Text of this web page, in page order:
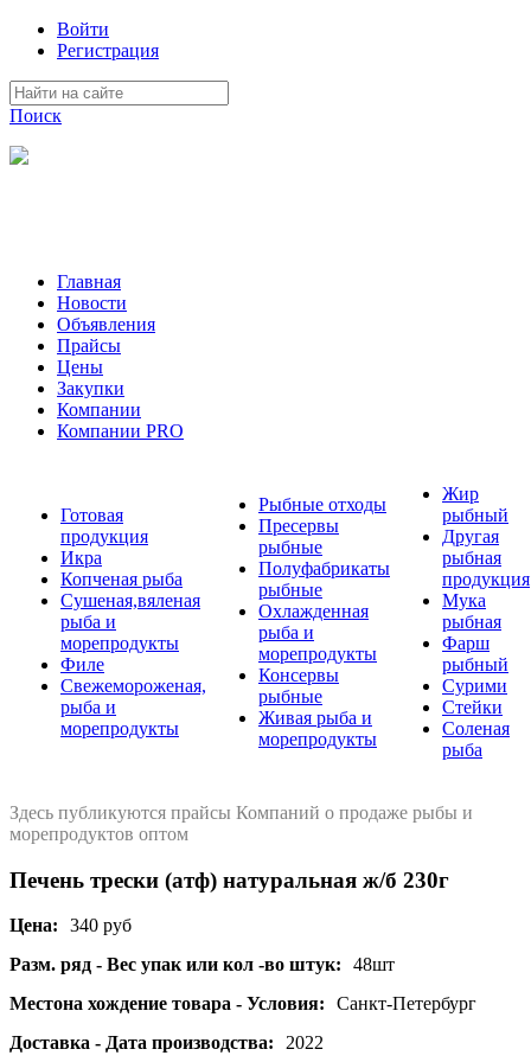
Войти
Регистрация
Поиск
Главная
Новости
Объявления
Прайсы
Цены
Закупки
Компании
Компании PRO
Готовая
продукция
Икра
Копченая рыба
Сушеная,вяленая
рыба и
морепродукты
Филе
Свежемороженая,
рыба и
морепродукты
Рыбные отходы
Пресервы
рыбные
Полуфабрикаты
рыбные
Охлажденная
рыба и
морепродукты
Консервы
рыбные
Живая рыба и
морепродукты
Жир
рыбный
Другая
рыбная
продукция
Мука
рыбная
Фарш
рыбный
Сурими
Стейки
Соленая
рыба
Здесь публикуются прайсы Компаний о продаже рыбы и
морепродуктов оптом
Печень трески (атф) натуральная ж/б 230г
Цена:
340 руб
Разм. ряд - Вес упак или кол -во штук:
48шт
Местона хождение товара - Условия:
Санкт-Петербург
Доставка - Дата производства:
2022